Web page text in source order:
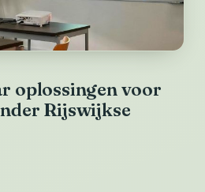
oplossingen voor
Rijswijkse